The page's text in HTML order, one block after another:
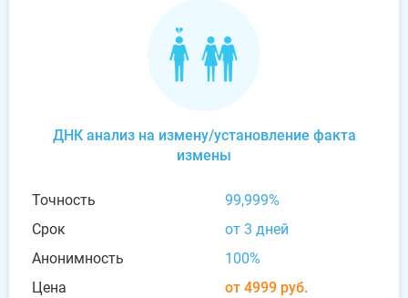
ДНК анализ на измену/установление факта
измены
Точность
99,999%
Срок
от 3 дней
Анонимность
100%
Цена
от 4999 руб.